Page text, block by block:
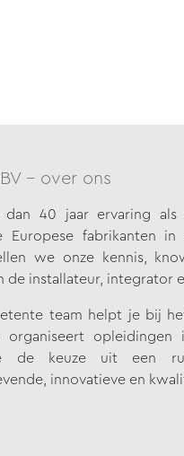
- over ons
dan 40 jaar ervaring als
Europese fabrikanten
we onzekennis,
de installateur, integrator
team helpt je bij
organiseert
de keuze uit een
innovatieve en